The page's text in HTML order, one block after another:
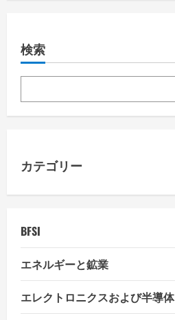
a
v
i
a
o
n
検索
カテゴリー
BFSI
エネルギーと鉱業
エレクトロニクスおよび半導体